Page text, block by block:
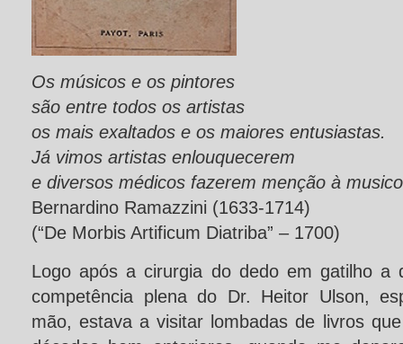
Os músicos e os pintores
são entre todos os artistas
os mais exaltados e os maiores entusiastas.
Já vimos artistas enlouquecerem
e diversos médicos fazerem menção à
Bernardino Ramazzini (1633-1714)
(“De Morbis Artificum Diatriba” – 1700)
Logo após a cirurgia do dedo em gatilho a
competência plena do Dr. Heitor Ulson,
mão, estava a visitar lombadas de livros